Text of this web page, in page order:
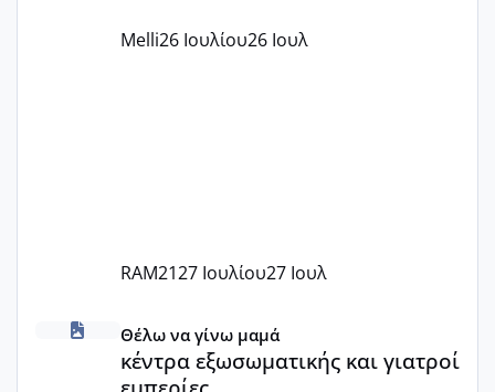
Εγώ πήγα σε έναν ιδιωτικό παιδικό στ
Melli26 Ιουλίου26 Ιουλ
RAM2127 Ιουλίου27 Ιουλ
κέντρα εξωσωματικής και γιατροί εμπερίες
Θέλω να γίνω μαμά
κέντρα εξωσωματικής και γιατροί